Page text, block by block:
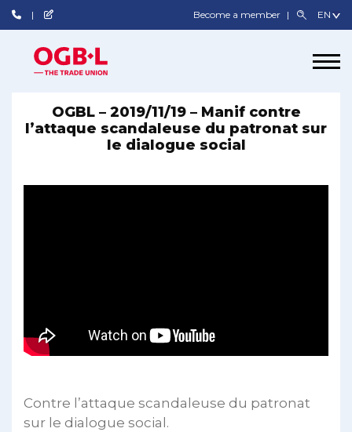
Become a member
OGBL – 2019/11/19 – Manif contre
l’attaque scandaleuse du patronat sur
le dialogue social
Contre l’attaque scandaleuse du patronat
sur le dialogue social.